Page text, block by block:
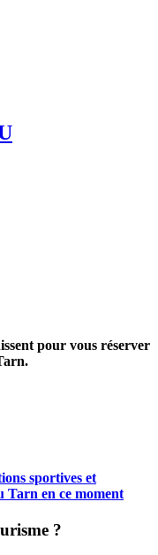
pour vous réserver
sportives et
Tarn en ce moment
?